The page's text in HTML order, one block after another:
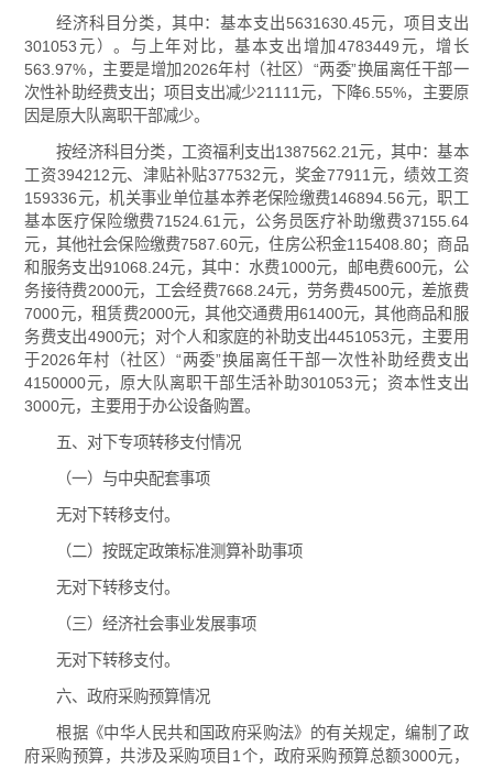
经济科目分类，其中：基本支出5631630.45元，项目支出
301053元）。与上年对比，基本支出增加4783449元，增长
563.97%，主要是增加2026年村（社区）“两委”换届离任干部一
次性补助经费支出；项目支出减少21111元，下降6.55%，主要原
因是原大队离职干部减少。
按经济科目分类，工资福利支出1387562.21元，其中：基本
工资394212元、津贴补贴377532元，奖金77911元，绩效工资
159336元，机关事业单位基本养老保险缴费146894.56元，职工
基本医疗保险缴费71524.61元，公务员医疗补助缴费37155.64
元，其他社会保险缴费7587.60元，住房公积金115408.80；商品
和服务支出91068.24元，其中：水费1000元，邮电费600元，公
务接待费2000元，工会经费7668.24元，劳务费4500元，差旅费
7000元，租赁费2000元，其他交通费用61400元，其他商品和服
务费支出4900元；对个人和家庭的补助支出4451053元，主要用
于2026年村（社区）“两委”换届离任干部一次性补助经费支出
4150000元，原大队离职干部生活补助301053元；资本性支出
3000元，主要用于办公设备购置。
五、对下专项转移支付情况
（一）与中央配套事项
无对下转移支付。
（二）按既定政策标准测算补助事项
无对下转移支付。
（三）经济社会事业发展事项
无对下转移支付。
六、政府采购预算情况
根据《中华人民共和国政府采购法》的有关规定，编制了政
府采购预算，共涉及采购项目1个，政府采购预算总额3000元，